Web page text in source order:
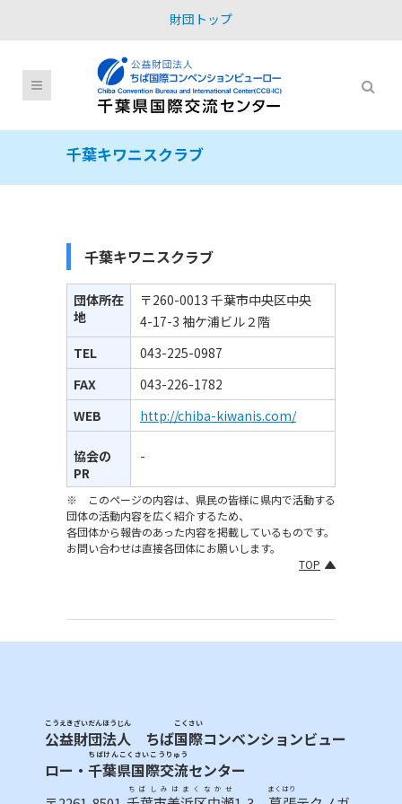
財団トップ
千葉キワニスクラブ
千葉キワニスクラブ
団体所在
地
〒260-0013 千葉市中央区中央
4-17-3 袖ケ浦ビル２階
TEL
043-225-0987
FAX
043-226-1782
WEB
http://chiba-kiwanis.com/
協会の
PR
-
※ このページの内容は、県民の皆様に県内で活動する
団体の活動内容を広く紹介するため、
各団体から報告のあった内容を掲載しているものです。
お問い合わせは直接各団体にお願いします。
TOP
公益財団法人
こうえきざいだんほうじん
ちば国際
こくさい
コンベンションビュー
ロー・ 千葉県国際交流
ちばけんこくさいこうりゅう
センター
ちばしみはまくなかせ まくはり